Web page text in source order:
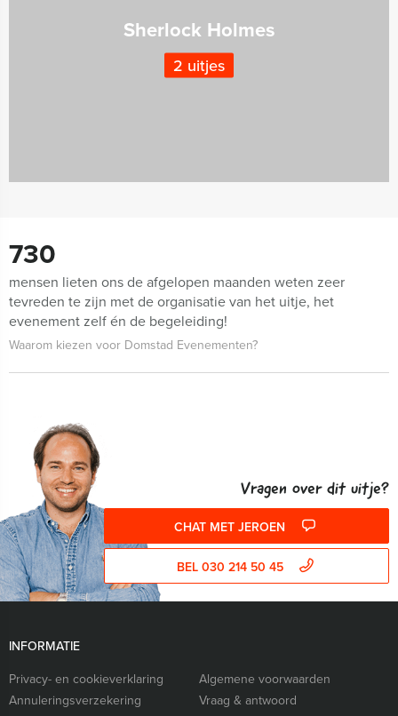
Sherlock Holmes
2 uitjes
730
mensen lieten ons de afgelopen maanden weten zeer
tevreden te zijn met de organisatie van het uitje, het
evenement zelf én de begeleiding!
Waarom kiezen voor Domstad Evenementen?
Vragen over dit uitje?
CHAT MET JEROEN
BEL 030 214 50 45
INFORMATIE
Privacy- en cookieverklaring
Algemene voorwaarden
Annuleringsverzekering
Vraag & antwoord